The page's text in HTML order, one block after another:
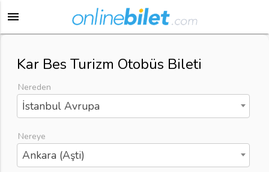
menu
Kar Bes Turizm Otobüs Bileti
Nereden
İstanbul Avrupa
Nereye
Ankara (Aşti)